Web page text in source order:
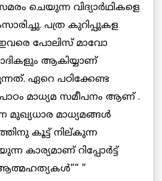
ചെയുന്ന വിദ്യാര്‍ഥികളെ
പത്ര കുറിപ്പുകള
പോലിസ് മാവോ
ആകിയ്യാണ്
ഏറെ പഠിക്കേണ്ട
പാഠം മാധ്യമ സമീപനം ആണ് .
മുഖ്യധാര മാധ്യമങ്ങള്‍
കൂട്ട് നില്കുന്ന
കാര്യമാണ് റിപ്പോര്‍ട്ട്‌
”